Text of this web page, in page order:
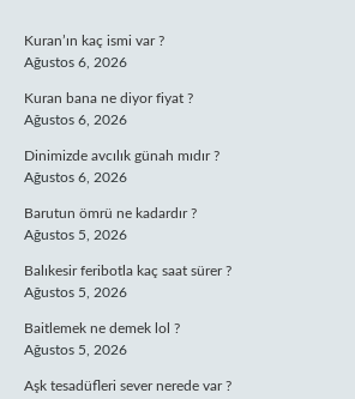
Kuran’ın kaç ismi var ?
Ağustos 6, 2026
Kuran bana ne diyor fiyat ?
Ağustos 6, 2026
Dinimizde avcılık günah mıdır ?
Ağustos 6, 2026
Barutun ömrü ne kadardır ?
Ağustos 5, 2026
Balıkesir feribotla kaç saat sürer ?
Ağustos 5, 2026
Baitlemek ne demek lol ?
Ağustos 5, 2026
Aşk tesadüfleri sever nerede var ?